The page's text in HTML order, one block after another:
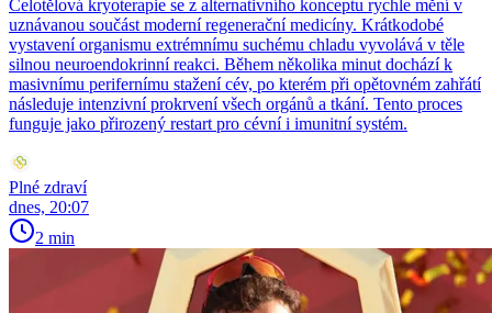
Celotělová kryoterapie se z alternativního konceptu rychle mění v
uznávanou součást moderní regenerační medicíny. Krátkodobé
vystavení organismu extrémnímu suchému chladu vyvolává v těle
silnou neuroendokrinní reakci. Během několika minut dochází k
masivnímu perifernímu stažení cév, po kterém při opětovném zahřátí
následuje intenzivní prokrvení všech orgánů a tkání. Tento proces
funguje jako přirozený restart pro cévní i imunitní systém.
Plné zdraví
dnes, 20:07
2 min